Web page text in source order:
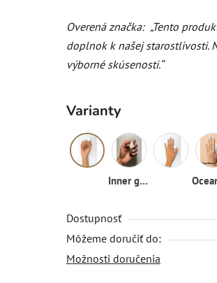
Overená značka: „Tento
doplnok k našej starostlivosti.
výborné skúsenosti.“
Varianty
Inner glow
Dostupnosť
Môžeme doručiť do:
Možnosti doručenia